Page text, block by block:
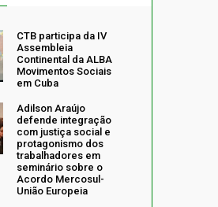
CTB participa da IV
Assembleia
Continental da ALBA
Movimentos Sociais
em Cuba
Adilson Araújo
defende integração
com justiça social e
protagonismo dos
trabalhadores em
seminário sobre o
Acordo Mercosul-
União Europeia